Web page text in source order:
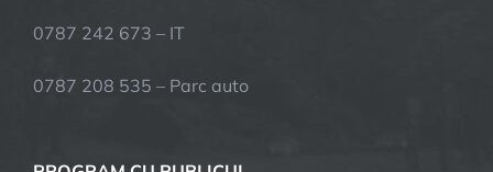
0787 242 673 – IT
0787 208 535 – Parc auto